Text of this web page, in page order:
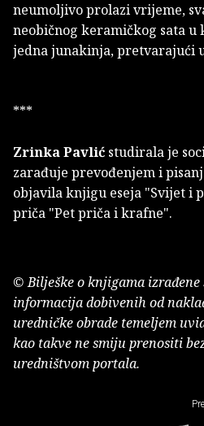
neumoljivo prolazi vrijeme,
neobičnog keramičkog sata
jedna junakinja, pretvarajući
***
Zrinka Pavlić studirala je
zarađuje prevođenjem i
objavila knjigu eseja "Svijet i
priča "Pet priča i krafne".
© Bilješke o knjigama izrađene
informacija dobivenih od
uredničke obrade temeljem
kao takve ne smiju prenositi
uredništvom portala.